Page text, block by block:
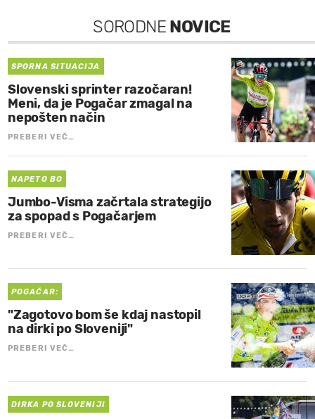
SORODNE NOVICE
SPORNA SITUACIJA
Slovenski sprinter razočaran!
Meni, da je Pogačar zmagal na
nepošten način
PREBERI VEČ…
NAPETO BO
Jumbo-Visma začrtala strategijo
za spopad s Pogačarjem
PREBERI VEČ…
POGAČAR:
"Zagotovo bom še kdaj nastopil
na dirki po Sloveniji"
PREBERI VEČ…
DIRKA PO SLOVENIJI